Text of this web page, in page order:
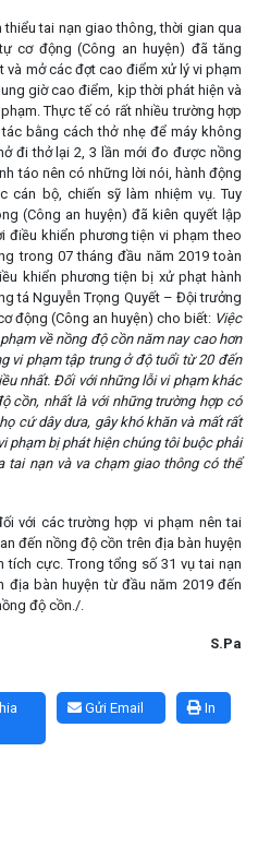
tai nạn giao thông, thời gian qua
cơ động (Công an huyện) đã tăng
mở các đợt cao điểm xử lý vi phạm
giờ cao điểm, kịp thời phát hiện và
Thực tế có rất nhiều trường hợp
bằng cách thở nhẹ để máy không
đi thở lại 2, 3 lần mới đo được nồng
táo nên có những lời nói, hành động
cán bộ, chiến sỹ làm nhiệm vụ. Tuy
(Công an huyện) đã kiên quyết lập
điều khiển phương tiện vi phạm theo
trong 07 tháng đầu năm 2019 toàn
khiển phương tiện bị xử phạt hành
tá Nguyễn Trọng Quyết – Đội trưởng
động (Công an huyện) cho biết: Việc
về nồng độ cồn năm nay cao hơn
vi phạm tập trung ở độ tuổi từ 20 đến
nhất. Đối với những lỗi vi phạm khác
cồn, nhất là với những trường hợp có
cứ dây dưa, gây khó khăn và mất rất
phạm bị phát hiện chúng tôi buộc phải
tai nạn và va chạm giao thông có thể
với các trường hợp vi phạm nên tai
đến nồng độ cồn trên địa bàn huyện
cực. Trong tổng số 31 vụ tai nạn
địa bàn huyện từ đầu năm 2019 đến
độ cồn./.
S.Pa
In
Gửi Email